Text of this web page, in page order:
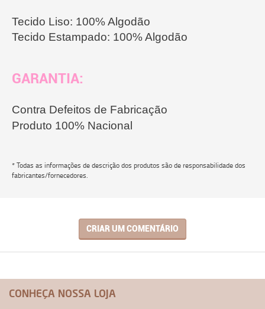
Tecido Liso: 100% Algodão
Tecido Estampado: 100% Algodão
GARANTIA:
Contra Defeitos de Fabricação
Produto 100% Nacional
* Todas as informações de descrição dos produtos são de responsabilidade dos
fabricantes/fornecedores.
CRIAR UM COMENTÁRIO
CONHEÇA NOSSA LOJA